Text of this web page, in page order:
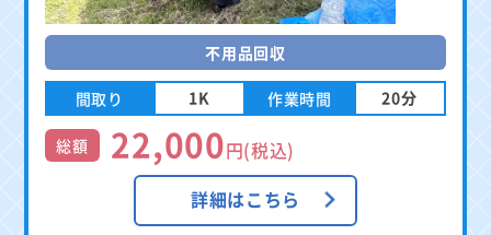
不用品回収
間取り 1K 作業時間 20分
総額 22,000円(税込)
詳細はこちら